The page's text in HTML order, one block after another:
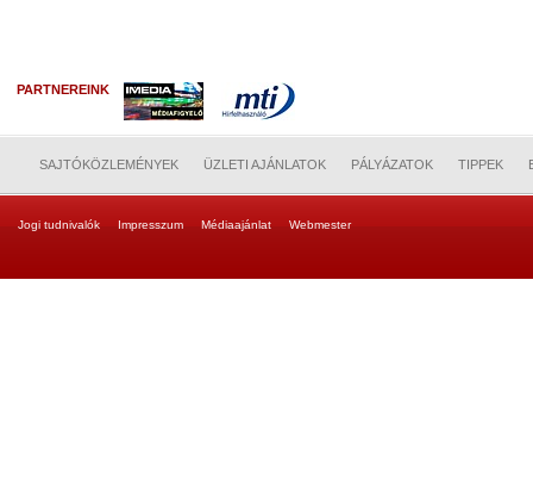
PARTNEREINK
SAJTÓKÖZLEMÉNYEK ÜZLETI AJÁNLATOK PÁLYÁZATOK TIPPEK
Jogi tudnivalók Impresszum Médiaajánlat Webmester